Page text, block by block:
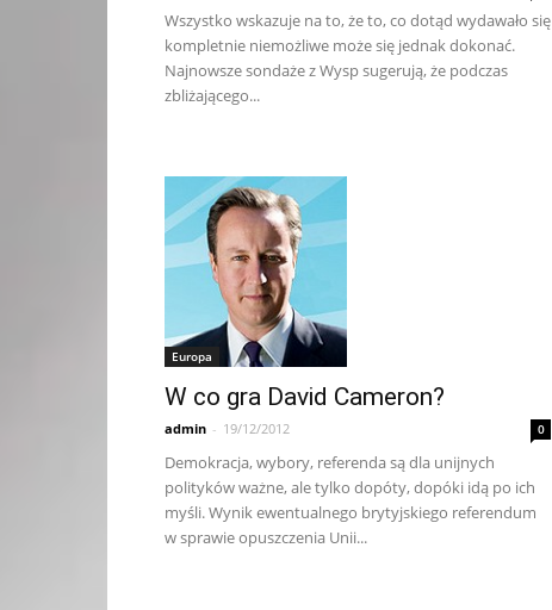
Wszystko wskazuje na to, że to, co dotąd wydawało się
kompletnie niemożliwe może się jednak dokonać.
Najnowsze sondaże z Wysp sugerują, że podczas
zbliżającego...
Europa
W co gra David Cameron?
admin - 19/12/2012 0
Demokracja, wybory, referenda są dla unijnych
polityków ważne, ale tylko dopóty, dopóki idą po ich
myśli. Wynik ewentualnego brytyjskiego referendum
w sprawie opuszczenia Unii...